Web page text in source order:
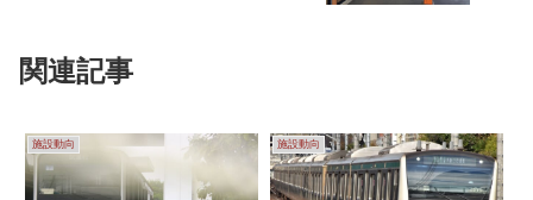
関連記事
施設動向 施設動向